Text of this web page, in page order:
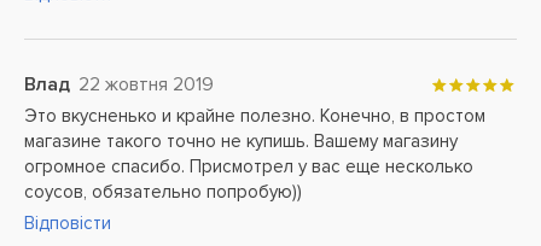
Влад 22 жовтня 2019
Это вкусненько и крайне полезно. Конечно, в простом
магазине такого точно не купишь. Вашему магазину
огромное спасибо. Присмотрел у вас еще несколько
соусов, обязательно попробую))
Відповісти